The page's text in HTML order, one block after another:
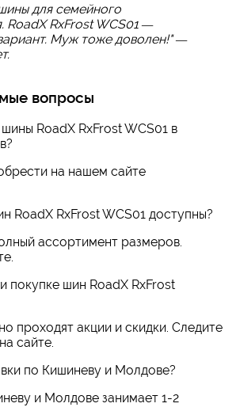
для семейного
RoadX RxFrost WCS01 —
Муж тоже доволен!" —
вопросы
RoadX RxFrost WCS01 в
на нашем сайте
RoadX RxFrost WCS01 доступны?
ассортимент размеров.
покупке шин RoadX RxFrost
проходят акции и скидки. Следите
сайте.
по Кишиневу и Молдове?
и Молдове занимает 1-2